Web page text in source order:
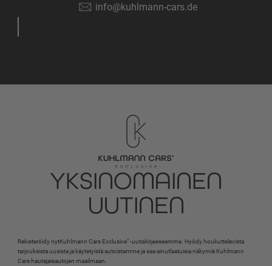
info@kuhlmann-cars.de
YKSINOMAINEN
UUTINEN
Rekisteröidy nytKuhlmann Cars Exclusive" -uutiskirjeeseemme. Hyödy houkuttelevista
tarjouksista uusista ja käytetyistä autoistamme ja saa ainutlaatuisia näkymiä Kuhlmann
Cars hautajaisautojen maailmaan.